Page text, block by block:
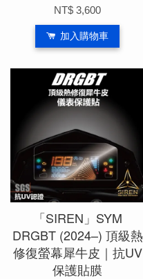
NT$ 3,600
加入購物車
「SIREN」SYM
DRGBT (2024–) 頂級熱
修復螢幕犀牛皮｜抗UV
保護貼膜